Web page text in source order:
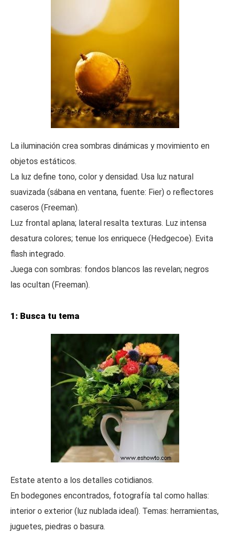
La iluminación crea sombras dinámicas y movimiento en
objetos estáticos.
La luz define tono, color y densidad. Usa luz natural
suavizada (sábana en ventana, fuente: Fier) o reflectores
caseros (Freeman).
Luz frontal aplana; lateral resalta texturas. Luz intensa
desatura colores; tenue los enriquece (Hedgecoe). Evita
flash integrado.
Juega con sombras: fondos blancos las revelan; negros
las ocultan (Freeman).
1: Busca tu tema
Estate atento a los detalles cotidianos.
En bodegones encontrados, fotografía tal como hallas:
interior o exterior (luz nublada ideal). Temas: herramientas,
juguetes, piedras o basura.